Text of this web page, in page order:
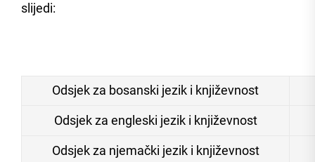
slijedi:
Odsjek za bosanski jezik i književnost
Odsjek za engleski jezik i književnost
Odsjek za njemački jezik i književnost